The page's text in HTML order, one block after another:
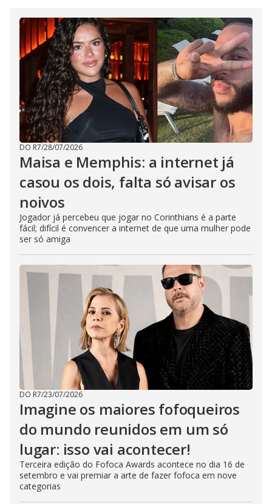
DO R7/28/07/2026
Maisa e Memphis: a internet já
casou os dois, falta só avisar os
noivos
Jogador já percebeu que jogar no Corinthians é a parte
fácil; difícil é convencer a internet de que uma mulher pode
ser só amiga
DO R7/23/07/2026
Imagine os maiores fofoqueiros
do mundo reunidos em um só
lugar: isso vai acontecer!
Terceira edição do Fofoca Awards acontece no dia 16 de
setembro e vai premiar a arte de fazer fofoca em nove
categorias